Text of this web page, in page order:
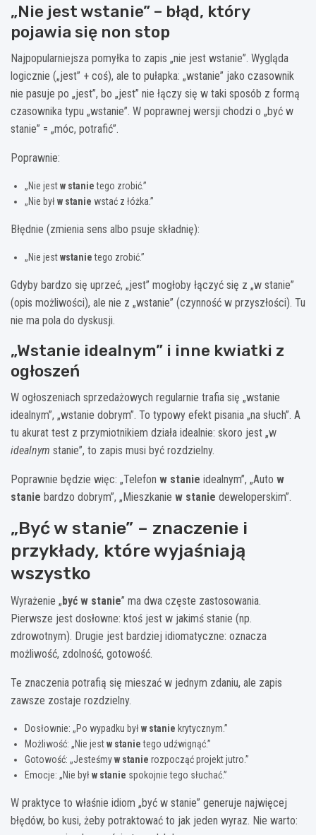
„Nie jest wstanie” – błąd, który
pojawia się non stop
Najpopularniejsza pomyłka to zapis „nie jest wstanie”. Wygląda
logicznie („jest” + coś), ale to pułapka: „wstanie” jako czasownik
nie pasuje po „jest”, bo „jest” nie łączy się w taki sposób z formą
czasownika typu „wstanie”. W poprawnej wersji chodzi o „być w
stanie” = „móc, potrafić”.
Poprawnie:
„Nie jestw stanietego zrobić.”
„Nie był w stanie wstać z łóżka.”
Błędnie (zmienia sens albo psuje składnię):
„Nie jestwstanietego zrobić.”
Gdyby bardzo się uprzeć, „jest” mogłoby łączyć się z „w stanie”
(opis możliwości), ale nie z „wstanie” (czynność w przyszłości). Tu
nie ma pola do dyskusji.
„Wstanie idealnym” i inne kwiatki z
ogłoszeń
W ogłoszeniach sprzedażowych regularnie trafia się „wstanie
idealnym”, „wstanie dobrym”. To typowy efekt pisania „na słuch”. A
tu akurat test z przymiotnikiem działa idealnie: skoro jest „w
idealnym stanie”, to zapis musi być rozdzielny.
Poprawnie będzie więc: „Telefon w stanie idealnym”, „Auto w
stanie bardzo dobrym”, „Mieszkanie w stanie deweloperskim”.
„Być w stanie” – znaczenie i
przykłady, które wyjaśniają
wszystko
Wyrażenie „być w stanie” ma dwa częste zastosowania.
Pierwsze jest dosłowne: ktoś jest w jakimś stanie (np.
zdrowotnym). Drugie jest bardziej idiomatyczne: oznacza
możliwość, zdolność, gotowość.
Te znaczenia potrafią się mieszać w jednym zdaniu, ale zapis
zawsze zostaje rozdzielny.
Dosłownie: „Po wypadku był w stanie krytycznym.”
Możliwość: „Nie jestw stanietego udźwignąć.”
Gotowość: „Jesteśmyw stanie rozpocząć projekt jutro.”
Emocje: „Nie był w stanie spokojnie tego słuchać.”
W praktyce to właśnie idiom „być w stanie” generuje najwięcej
błędów, bo kusi, żeby potraktować to jak jeden wyraz. Nie warto: